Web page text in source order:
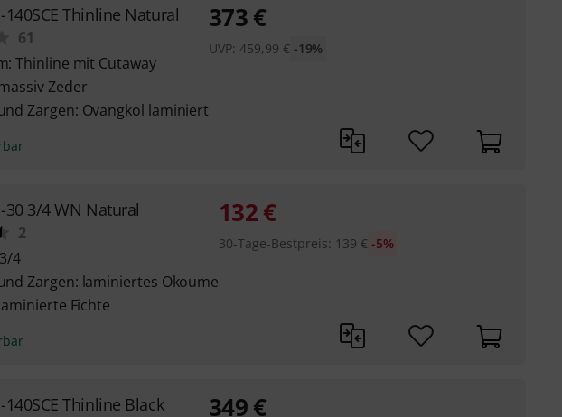
140SCE Thinline Natural
61
Thinline mit Cutaway
Zeder
Zargen: Ovangkol laminiert
373 €
UVP:459,99 € -19%
30 3/4 WN Natural
2
4
Zargen: laminiertes Okoume
Fichte
132 €
30-Tage-Bestpreis: 139 € -5%
140SCE Thinline Black 349 €